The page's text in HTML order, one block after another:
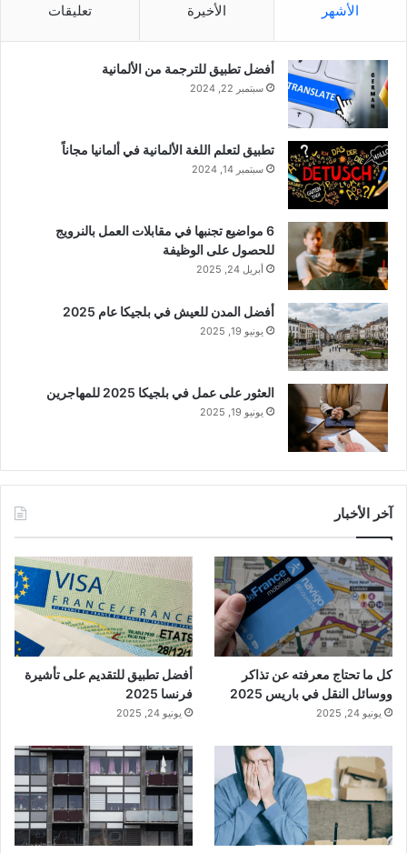
الأشهر الأخيرة تعليقات
أفضل تطبيق للترجمة من الألمانية
سبتمبر 22, 2024
تطبيق لتعلم اللغة الألمانية في ألمانيا مجاناً
سبتمبر 14, 2024
6 مواضيع تجنبها في مقابلات العمل بالنرويج
للحصول على الوظيفة
أبريل 24, 2025
أفضل المدن للعيش في بلجيكا عام 2025
يونيو 19, 2025
العثور على عمل في بلجيكا 2025 للمهاجرين
يونيو 19, 2025
آخر الأخبار
كل ما تحتاج معرفته عن تذاكر
ووسائل النقل في باريس 2025
يونيو 24, 2025
أفضل تطبيق للتقديم على تأشيرة
فرنسا 2025
يونيو 24, 2025